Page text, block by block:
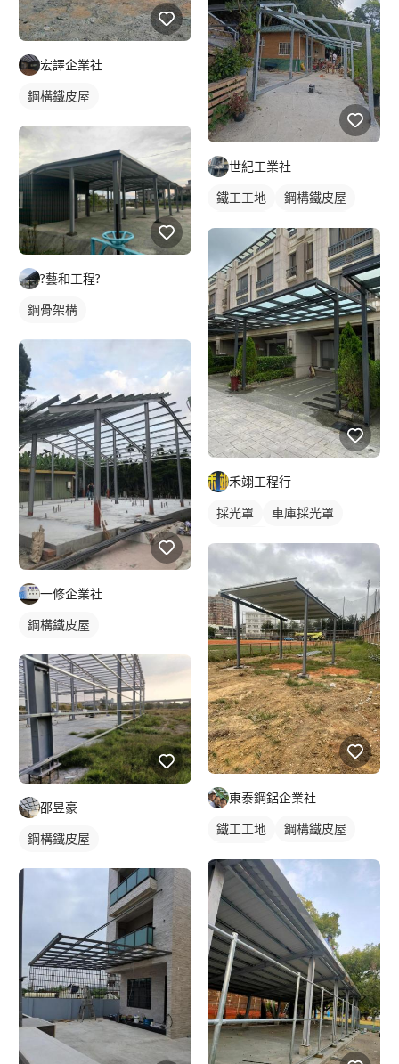
宏譯企業社
鋼構鐵皮屋
?藝和工程?
鋼骨架構
一修企業社
鋼構鐵皮屋
邵昱豪
鋼構鐵皮屋
世紀工業社
鐵工工地
鋼構鐵皮屋
禾翊工程行
採光罩
車庫採光罩
東泰鋼鋁企業社
鐵工工地
鋼構鐵皮屋